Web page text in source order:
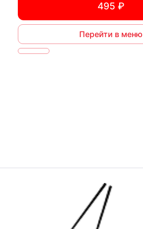
495 ₽
Перейти в меню